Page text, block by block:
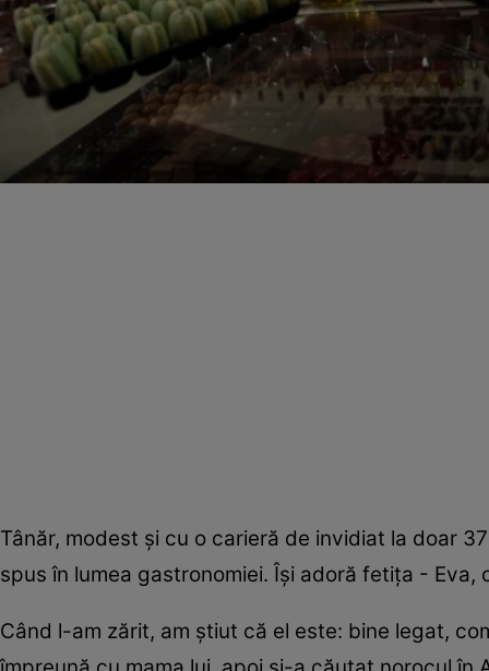
Tânăr, modest şi cu o carieră de invidiat la doar
spus în lumea gastronomiei. Îşi adoră fetiţa -
Când l-am zărit, am ştiut că el este: bine legat,